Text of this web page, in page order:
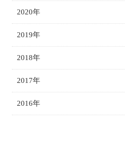
2020年
2019年
2018年
2017年
2016年